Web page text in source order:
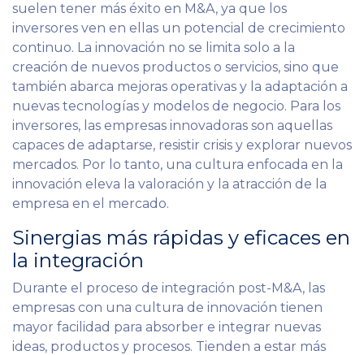
suelen tener más éxito en M&A, ya que los
inversores ven en ellas un potencial de crecimiento
continuo. La innovación no se limita solo a la
creación de nuevos productos o servicios, sino que
también abarca mejoras operativas y la adaptación a
nuevas tecnologías y modelos de negocio. Para los
inversores, las empresas innovadoras son aquellas
capaces de adaptarse, resistir crisis y explorar nuevos
mercados. Por lo tanto, una cultura enfocada en la
innovación eleva la valoración y la atracción de la
empresa en el mercado.
Sinergias más rápidas y eficaces en
la integración
Durante el proceso de integración post-M&A, las
empresas con una cultura de innovación tienen
mayor facilidad para absorber e integrar nuevas
ideas, productos y procesos. Tienden a estar más